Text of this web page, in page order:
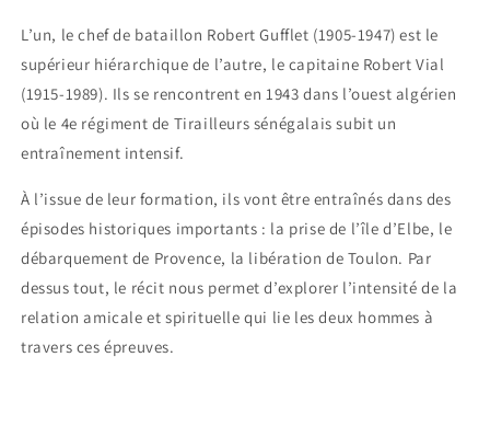
L’un, le chef de bataillon Robert Gufflet (1905-1947) est le
supérieur hiérarchique de l’autre, le capitaine Robert Vial
(1915-1989). Ils se rencontrent en 1943 dans l’ouest algérien
où le 4e régiment de Tirailleurs sénégalais subit un
entraînement intensif.
À l’issue de leur formation, ils vont être entraînés dans des
épisodes historiques importants : la prise de l’île d’Elbe, le
débarquement de Provence, la libération de Toulon. Par
dessus tout, le récit nous permet d’explorer l’intensité de la
relation amicale et spirituelle qui lie les deux hommes à
travers ces épreuves.